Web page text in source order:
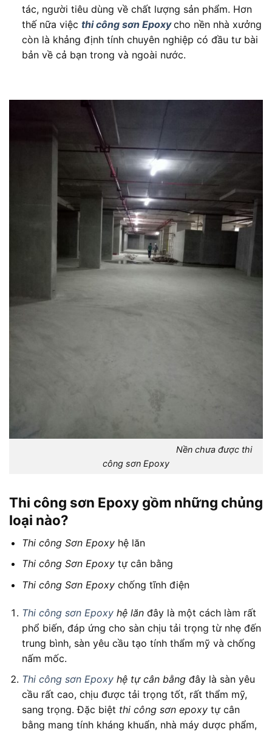
tác, người tiêu dùng về chất lượng sản phẩm. Hơn
thế nữa việc thi công sơn Epoxy cho nền nhà xưởng
còn là khảng định tính chuyên nghiệp có đầu tư bài
bản về cả bạn trong và ngoài nước.
Nền chưa được thi
công sơn Epoxy
Thi công sơn Epoxy gồm những chủng
loại nào?
Thi công Sơn Epoxyhệ lăn
Thi công Sơn Epoxytự cân bằng
Thi công Sơn Epoxychống tĩnh điện
Thi công sơn Epoxyhệ lănđây là một cách làm rất
phổ biến, đáp ứng cho sàn chịu tải trọng từ nhẹ đến
trung bình, sàn yêu cầu tạo tính thẩm mỹ và chống
nấm mốc.
Thi công sơn Epoxyhệ tự cân bằngđây là sàn yêu
cầu rất cao, chịu được tải trọng tốt, rất thẩm mỹ,
sang trọng. Đặc biệt thi công sơn epoxytự cân
bằng mang tính kháng khuẩn, nhà máy dược phẩm,